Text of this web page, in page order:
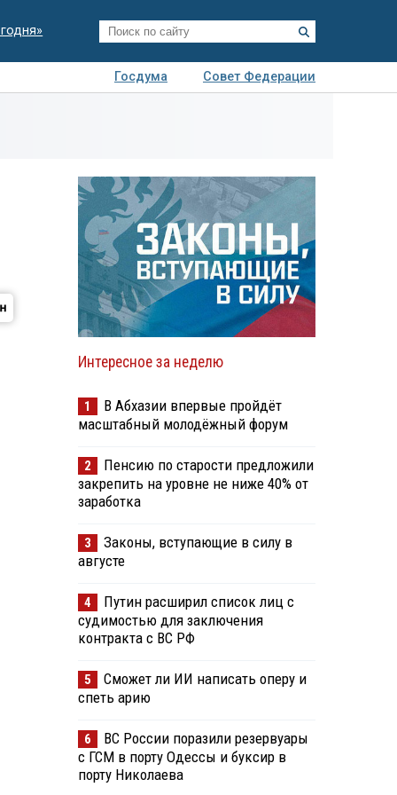
Госдума
Совет Федерации
Интересное за неделю
1
В Абхазии впервые пройдёт
масштабный молодёжный форум
2
Пенсию по старости предложили
закрепить на уровне не ниже 40% от
заработка
3
Законы, вступающие в силу в
августе
4
Путин расширил список лиц с
судимостью для заключения
контракта с ВС РФ
5
Сможет ли ИИ написать оперу и
спеть арию
6
ВС России поразили резервуары
с ГСМ в порту Одессы и буксир в
порту Николаева